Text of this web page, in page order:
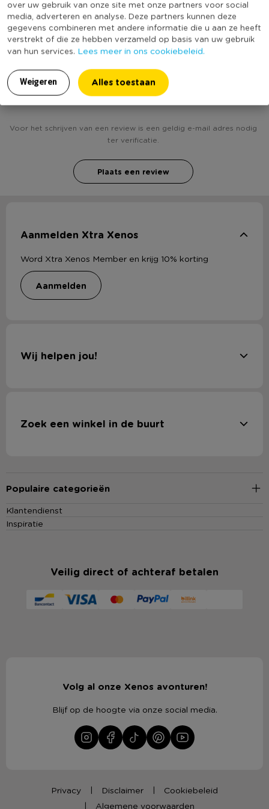
over uw gebruik van onze site met onze partners voor social
media, adverteren en analyse. Deze partners kunnen deze
gegevens combineren met andere informatie die u aan ze heeft
verstrekt of die ze hebben verzameld op basis van uw gebruik
van hun services. Lees meer in ons cookiebeleid.
Weigeren Alles toestaan
* Spiegel antic
* Goudkleurige omlijsting met antieke uitstraling
* Afmeting: 105x65 cm
* Horizontaal en verticaal op te hangen
Duurzaamheidsscore
(Nog) geen score
bekend
Heb jij Spiegel antic - goudkleurig - 65x105 cm?
Schrijf een review!
Voor het schrijven van een review is een geldig e-mail adres nodig
ter verificatie.
Plaats een review
Aanmelden Xtra Xenos
Word Xtra Xenos Member en krijg 10% korting
aanmelden
Wij helpen jou!
Zoek een winkel in de buurt
Populaire categorieën
Klantendienst
Inspiratie
Veilig direct of achteraf betalen
Volg al onze Xenos avonturen!
Blijf op de hoogte via onze social media.
Privacy Disclaimer
Cookiebeleid
Algemene voorwaarden